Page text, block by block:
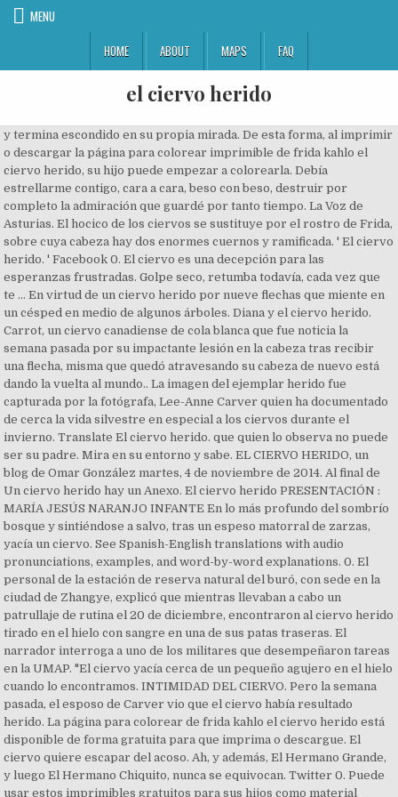
MENU
HOME
ABOUT MAPS FAQ
el ciervo herido
y termina escondido en su propia mirada. De esta forma, al imprimir
o descargar la página para colorear imprimible de frida kahlo el
ciervo herido, su hijo puede empezar a colorearla. Debía
estrellarme contigo, cara a cara, beso con beso, destruir por
completo la admiración que guardé por tanto tiempo. La Voz de
Asturias. El hocico de los ciervos se sustituye por el rostro de Frida,
sobre cuya cabeza hay dos enormes cuernos y ramificada. ' El ciervo
herido. ' Facebook 0. El ciervo es una decepción para las
esperanzas frustradas. Golpe seco, retumba todavía, cada vez que
te … En virtud de un ciervo herido por nueve flechas que miente en
un césped en medio de algunos árboles. Diana y el ciervo herido.
Carrot, un ciervo canadiense de cola blanca que fue noticia la
semana pasada por su impactante lesión en la cabeza tras recibir
una flecha, misma que quedó atravesando su cabeza de nuevo está
dando la vuelta al mundo.. La imagen del ejemplar herido fue
capturada por la fotógrafa, Lee-Anne Carver quien ha documentado
de cerca la vida silvestre en especial a los ciervos durante el
invierno. Translate El ciervo herido. que quien lo observa no puede
ser su padre. Mira en su entorno y sabe. EL CIERVO HERIDO, un
blog de Omar González martes, 4 de noviembre de 2014. Al final de
Un ciervo herido hay un Anexo. El ciervo herido PRESENTACIÓN :
MARÍA JESÚS NARANJO INFANTE En lo más profundo del sombrío
bosque y sintiéndose a salvo, tras un espeso matorral de zarzas,
yacía un ciervo. See Spanish-English translations with audio
pronunciations, examples, and word-by-word explanations. 0. El
personal de la estación de reserva natural del buró, con sede en la
ciudad de Zhangye, explicó que mientras llevaban a cabo un
patrullaje de rutina el 20 de diciembre, encontraron al ciervo herido
tirado en el hielo con sangre en una de sus patas traseras. El
narrador interroga a uno de los militares que desempeñaron tareas
en la UMAP. "El ciervo yacía cerca de un pequeño agujero en el hielo
cuando lo encontramos. INTIMIDAD DEL CIERVO. Pero la semana
pasada, el esposo de Carver vio que el ciervo había resultado
herido. La página para colorear de frida kahlo el ciervo herido está
disponible de forma gratuita para que imprima o descargue. El
ciervo quiere escapar del acoso. Ah, y además, El Hermano Grande,
y luego El Hermano Chiquito, nunca se equivocan. Twitter 0. Puede
usar estos imprimibles gratuitos para sus hijos como material